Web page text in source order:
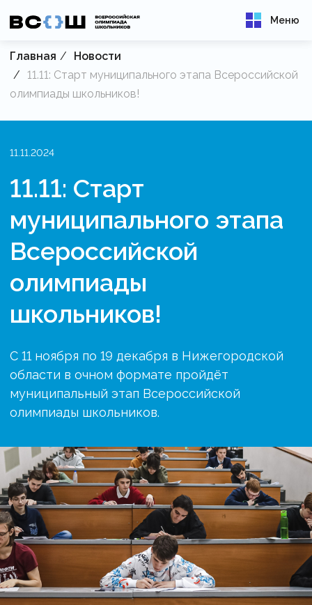
Меню
Главная
Новости
11.11: Старт муниципального этапа Всероссийской
олимпиады школьников!
11.11.2024
11.11: Старт
муниципального этапа
Всероссийской
олимпиады
школьников!
С 11 ноября по 19 декабря в Нижегородской
области в очном формате пройдёт
муниципальный этап Всероссийской
олимпиады школьников.